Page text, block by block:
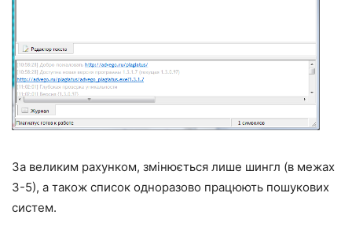
За великим рахунком, змінюється лише шингл (в межах
3-5), а також список одноразово працюють пошукових
систем.